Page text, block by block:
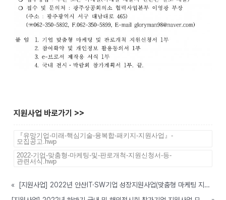
지원사업 바로가기 >>
『유망기업-미래-핵심기술-융복합-패키지-지원사업』-
모집공고.hwp
2022-기업-맞춤형-마케팅-및-판로개척-지원신청서-등-
관련서식.hwp
«
[지원사업] 2022년 안산IT·SW기업 성장지원사업(맞춤형 마케팅 지원) 참여기업 모집(경기테크노파크, ~ 10/31까지)